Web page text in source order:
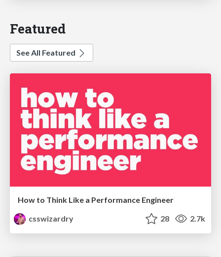
Featured
See All Featured
How to Think Like a Performance Engineer
csswizardry
28 2.7k